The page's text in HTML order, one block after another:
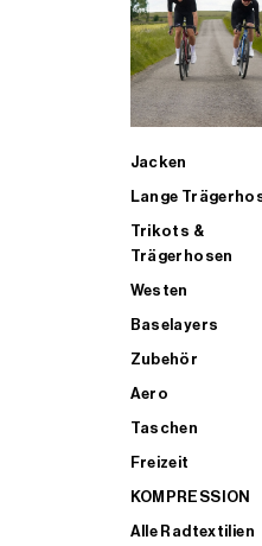
Jacken
Lange
Trikots &
Trägerhosen
Westen
Baselayers
Zubehör
Aero
Taschen
Freizeit
KOMPRESSION
Alle Radtextilien
ALLE